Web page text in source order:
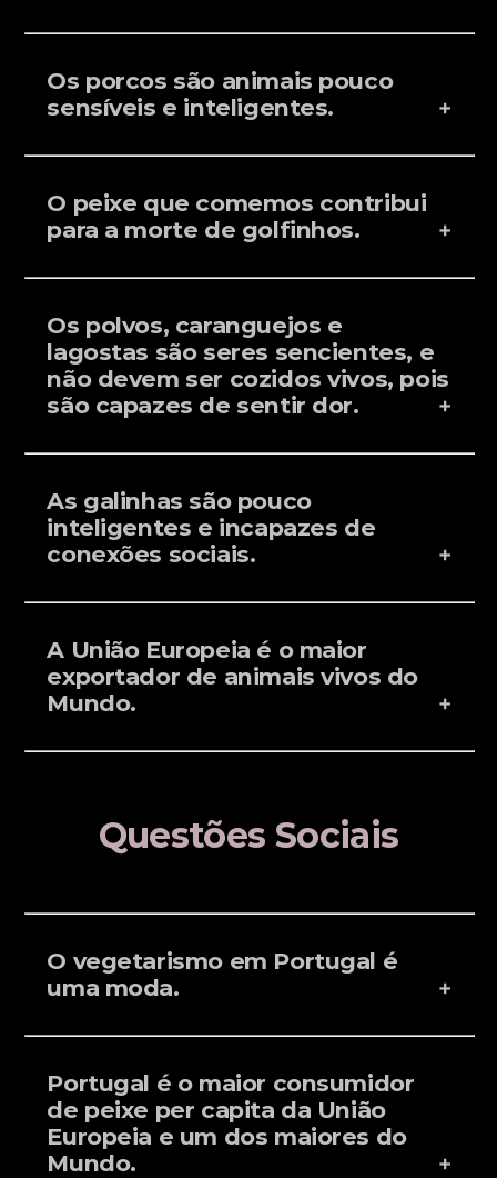
Os porcos são animais pouco
sensíveis e inteligentes.
O peixe que comemos contribui
para a morte de golfinhos.
Os polvos, caranguejos e
lagostas são seres sencientes, e
não devem ser cozidos vivos, pois
são capazes de sentir dor.
As galinhas são pouco
inteligentes e incapazes de
conexões sociais.
A União Europeia é o maior
exportador de animais vivos do
Mundo.
Questões Sociais
O vegetarismo em Portugal é
uma moda.
Portugal é o maior consumidor
de peixe per capita da União
Europeia e um dos maiores do
Mundo.